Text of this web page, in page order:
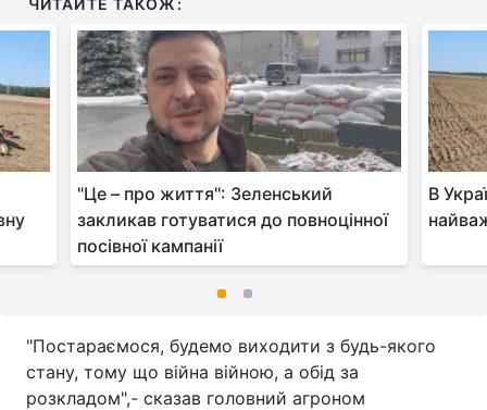
ЧИТАЙТЕ ТАКОЖ:
"Це – про життя": Зеленський
закликав готуватися до повноцінної
посівної кампанії
В
"Постараємося, будемо виходити з будь-якого
стану, тому що війна війною, а обід за
розкладом",- сказав головний агроном